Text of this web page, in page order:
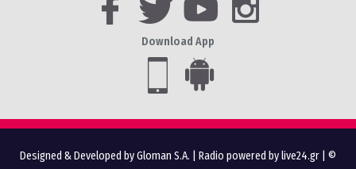
Download App
Designed & Developed by Gloman S.A. Radio powered by live24.gr | ©